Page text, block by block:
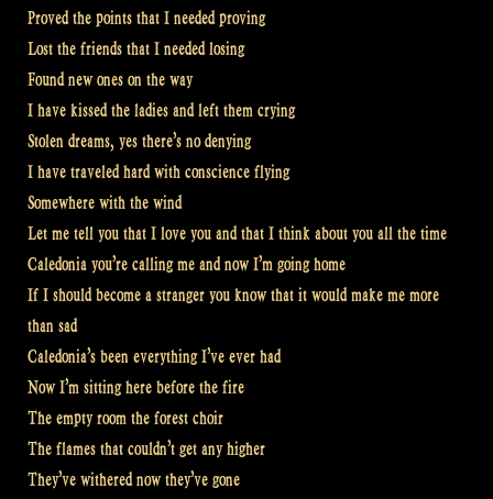
Proved the points that I needed proving
Lost the friends that I needed losing
Found new ones on the way
I have kissed the ladies and left them crying
Stolen dreams, yes there’s no denying
I have traveled hard with conscience flying
Somewhere with the wind
Let me tell you that I love you and that I think about you all the time
Caledonia you’re calling me and now I’m going home
If I should become a stranger you know that it would make me more
than sad
Caledonia’s been everything I’ve ever had
Now I’m sitting here before the fire
The empty room the forest choir
The flames that couldn’t get any higher
They’ve withered now they’ve gone